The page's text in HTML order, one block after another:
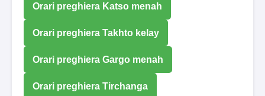
Orari preghiera Katso menah
Orari preghiera Takhto kelay
Orari preghiera Gargo menah
Orari preghiera Tirchanga